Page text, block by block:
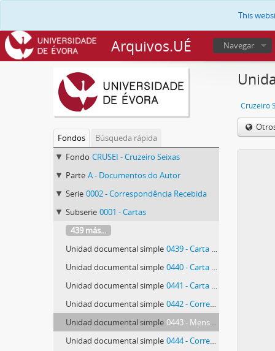
This
Arquivos.UÉ Navegar
Fondos
Búsqueda rápida
Fondo CRUSEI - Cruzeiro Seixas
Parte A - Documentos do Autor
Serie 0002 - Correspondência Recebida
Subserie 0001 - Cartas
439 más...
Unidad documental simple 0439 - Carta de Paula
Unidad documental simple 0440 - Carta de [Maria do] Carmo [Gaivão de Tavares] Risques Pereira
Unidad documental simple 0441 - Carta de Júlio Maria dos Reis Pereira
Unidad documental simple 0442 - Correspondência de Perfecto Cuadrado Fernández e outros
Unidad documental simple 0443 - Mensagem de Fred Phillips
Unidad documental simple 0444 - Correspondência de Pierre José Darrambide
Cruzeiro